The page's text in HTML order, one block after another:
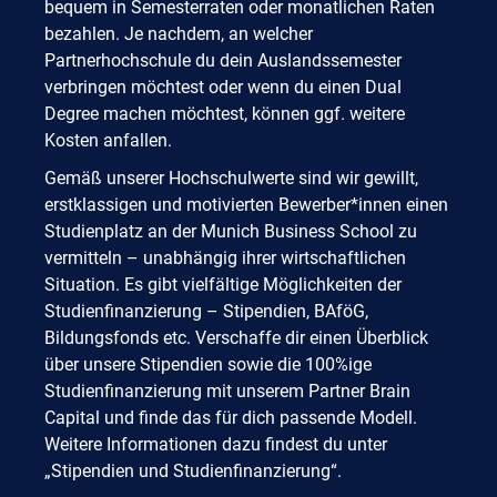
bequem in Semesterraten oder monatlichen Raten
bezahlen. Je nachdem, an welcher
Partnerhochschule du dein Auslandssemester
verbringen möchtest oder wenn du einen Dual
Degree machen möchtest, können ggf. weitere
Kosten anfallen.
Gemäß unserer Hochschulwerte sind wir gewillt,
erstklassigen und motivierten Bewerber*innen einen
Studienplatz an der Munich Business School zu
vermitteln – unabhängig ihrer wirtschaftlichen
Situation. Es gibt vielfältige Möglichkeiten der
Studienfinanzierung – Stipendien, BAföG,
Bildungsfonds etc. Verschaffe dir einen Überblick
über unsere Stipendien sowie die 100%ige
Studienfinanzierung mit unserem Partner Brain
Capital und finde das für dich passende Modell.
Weitere Informationen dazu findest du unter
„Stipendien und Studienfinanzierung“.